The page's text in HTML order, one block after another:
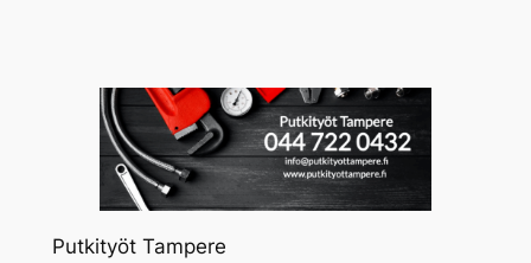
Putkityöt Tampere